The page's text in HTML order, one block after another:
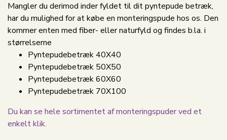
Mangler du derimod inder fyldet til dit pyntepude betræk,
har du mulighed for at købe en monteringspude hos os. Den
kommer enten med fiber- eller naturfyld og findes b.la. i
størrelserne
Pyntepudebetræk 40X40
Pyntepudebetræk 50X50
Pyntepudebetræk 60X60
Pyntepudebetræk 70X100
Du kan se hele sortimentet af monteringspuder ved et
enkelt klik.